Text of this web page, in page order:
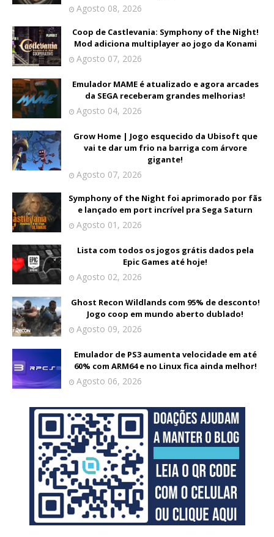
Agosto 08, 2026
Coop de Castlevania: Symphony of the Night!
Mod adiciona multiplayer ao jogo da Konami
Agosto 07, 2026
Emulador MAME é atualizado e agora arcades
da SEGA receberam grandes melhorias!
Agosto 04, 2026
Grow Home | Jogo esquecido da Ubisoft que
vai te dar um frio na barriga com árvore
gigante!
Agosto 07, 2026
Symphony of the Night foi aprimorado por fãs
e lançado em port incrível pra Sega Saturn
Agosto 01, 2026
Lista com todos os jogos grátis dados pela
Epic Games até hoje!
Agosto 02, 2026
Ghost Recon Wildlands com 95% de desconto!
Jogo coop em mundo aberto dublado!
Agosto 09, 2026
Emulador de PS3 aumenta velocidade em até
60% com ARM64 e no Linux fica ainda melhor!
Agosto 06, 2026